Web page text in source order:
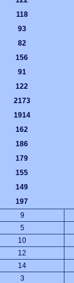
118
93
82
156
91
122
2173
1914
162
186
179
155
149
197
9
5
10
12
14
3